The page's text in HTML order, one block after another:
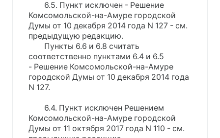
6.5. Пункт исключен - Решение
Комсомольской-на-Амуре городской
Думы от 10 декабря 2014 года N 127 - см.
предыдущую редакцию.
Пункты 6.6 и 6.8 считать
соответственно пунктами 6.4 и 6.5
- Решение Комсомольской-на-Амуре
городской Думы от 10 декабря 2014 года
N 127.
6.4. Пункт исключен Решением
Комсомольской-на-Амуре городской
Думы от 11 октября 2017 года N 110 - см.